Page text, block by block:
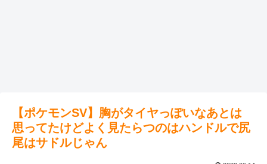
【ポケモンSV】胸がタイヤっぽいなあとは
思ってたけどよく見たらつのはハンドルで尻
尾はサドルじゃん